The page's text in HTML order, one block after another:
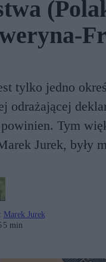
tylko jedno
odrażającej
Tym
Jurek, były
Marek Jurek
5 min